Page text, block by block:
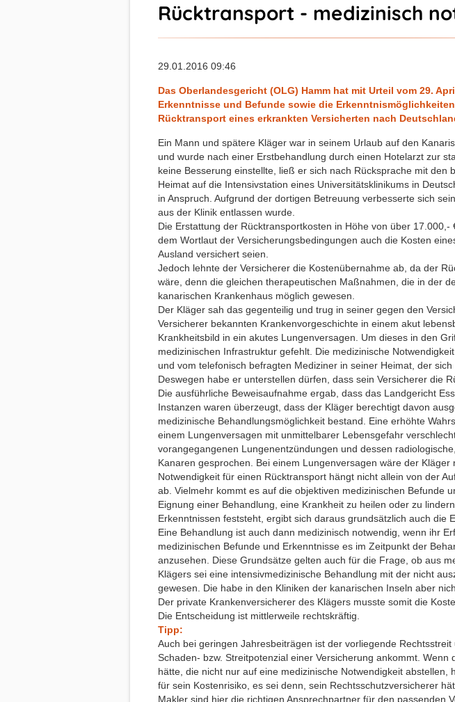
Rücktransport - medizinisch
29.01.2016 09:46
Das Oberlandesgericht (OLG) Hamm hat mit Urteil vom 29.
Erkenntnisse und Befunde sowie die
Rücktransport eines erkrankten Versicherten nach
Ein Mann und spätere Kläger war in seinem Urlaub auf den
und wurde nach einer Erstbehandlung durch einen Hotelarzt zur
keine Besserung einstellte, ließ er sich nach Rücksprache mit
Heimat auf die Intensivstation eines Universitätsklinikums in
in Anspruch. Aufgrund der dortigen Betreuung verbesserte sich
aus der Klinik entlassen wurde.
Die Erstattung der Rücktransportkosten in Höhe von über
dem Wortlaut der Versicherungsbedingungen auch die Kosten
Ausland versichert seien.
Jedoch lehnte der Versicherer die Kostenübernahme ab, da der
wäre, denn die gleichen therapeutischen Maßnahmen, die in der
kanarischen Krankenhaus möglich gewesen.
Der Kläger sah das gegenteilig und trug in seiner gegen den
Versicherer bekannten Krankenvorgeschichte in einem akut
Krankheitsbild in ein akutes Lungenversagen. Um dieses in den
medizinischen Infrastruktur gefehlt. Die medizinische
und vom telefonisch befragten Mediziner in seiner Heimat, der
Deswegen habe er unterstellen dürfen, dass sein Versicherer die
Die ausführliche Beweisaufnahme ergab, dass das Landgericht
Instanzen waren überzeugt, dass der Kläger berechtigt davon
medizinische Behandlungsmöglichkeit bestand. Eine erhöhte
einem Lungenversagen mit unmittelbarer Lebensgefahr
vorangegangenen Lungenentzündungen und dessen
Kanaren gesprochen. Bei einem Lungenversagen wäre der
Notwendigkeit für einen Rücktransport hängt nicht allein von der
ab. Vielmehr kommt es auf die objektiven medizinischen Befunde
Eignung einer Behandlung, eine Krankheit zu heilen oder zu
Erkenntnissen feststeht, ergibt sich daraus grundsätzlich auch die
Eine Behandlung ist auch dann medizinisch notwendig, wenn ihr
medizinischen Befunde und Erkenntnisse es im Zeitpunkt der
anzusehen. Diese Grundsätze gelten auch für die Frage, ob aus
Klägers sei eine intensivmedizinische Behandlung mit der nicht
gewesen. Die habe in den Kliniken der kanarischen Inseln aber
Der private Krankenversicherer des Klägers musste somit die
Die Entscheidung ist mittlerweile rechtskräftig.
Tipp:
Auch bei geringen Jahresbeiträgen ist der vorliegende
Schaden- bzw. Streitpotenzial einer Versicherung ankommt.
hätte, die nicht nur auf eine medizinische Notwendigkeit
für sein Kostenrisiko, es sei denn, sein Rechtsschutzversicherer
Makler sind hier die richtigen Ansprechpartner für den passenden